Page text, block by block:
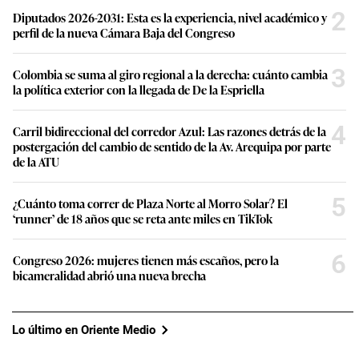
Diputados 2026-2031: Esta es la experiencia, nivel académico y
perfil de la nueva Cámara Baja del Congreso
2
Colombia se suma al giro regional a la derecha: cuánto cambia
la política exterior con la llegada de De la Espriella
3
Carril bidireccional del corredor Azul: Las razones detrás de la
postergación del cambio de sentido de la Av. Arequipa por parte
de la ATU
4
¿Cuánto toma correr de Plaza Norte al Morro Solar? El
‘runner’ de 18 años que se reta ante miles en TikTok
5
Congreso 2026: mujeres tienen más escaños, pero la
bicameralidad abrió una nueva brecha
6
Lo último en Oriente Medio